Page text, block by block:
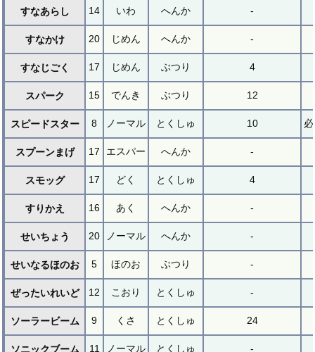
すなあらし 14 いわ へんか -
すなかけ 20 じめん へんか -
すなじごく 17 じめん ぶつり 4
スパーク 15 でんき ぶつり 12
スピードスター 8 ノーマル とくしゅ 10
スプーンまげ 17 エスパー へんか -
スモッグ 17 どく とくしゅ 4
すりかえ 16 あく へんか -
せいちょう 20 ノーマル へんか -
せいなるほのお 5 ほのお ぶつり -
ぜったいれいど 12 こおり とくしゅ -
ソーラービーム 9 くさ とくしゅ 24
ソニックブーム 11 ノーマル とくしゅ -